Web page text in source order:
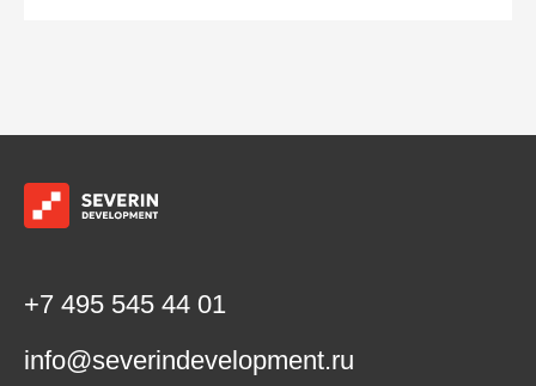
+7 495 545 44 01
info@severindevelopment.ru